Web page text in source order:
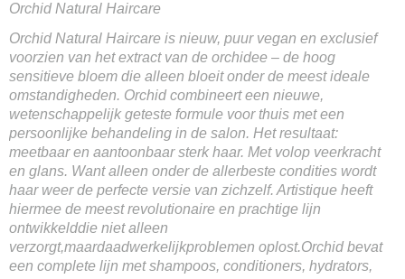
Orchid Natural Haircare
Orchid Natural Haircare is nieuw, puur vegan en exclusief
voorzien van het extract van de orchidee – de hoog
sensitieve bloem die alleen bloeit onder de meest ideale
omstandigheden. Orchid combineert een nieuwe,
wetenschappelijk geteste formule voor thuis met een
persoonlijke behandeling in de salon. Het resultaat:
meetbaar en aantoonbaar sterk haar. Met volop veerkracht
en glans. Want alleen onder de allerbeste condities wordt
haar weer de perfecte versie van zichzelf. Artistique heeft
hiermee de meest revolutionaire en prachtige lijn
ontwikkelddie niet alleen
verzorgt,maardaadwerkelijkproblemen oplost.Orchid bevat
een complete lijn met shampoos, conditioners, hydrators,